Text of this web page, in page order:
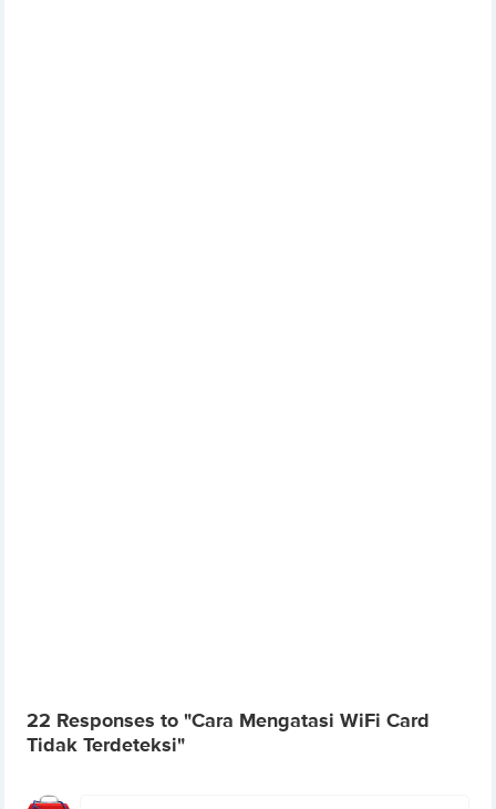
22 Responses to "Cara Mengatasi WiFi Card
Tidak Terdeteksi"